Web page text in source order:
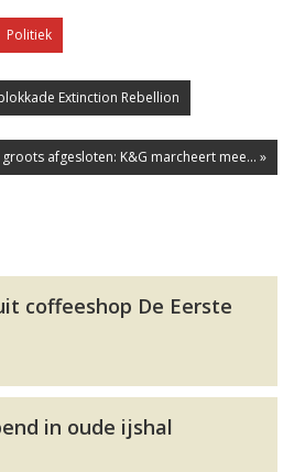
Politiek
Extinction Rebellion
afgesloten: K&G marcheert mee... »
coffeeshop De Eerste
in oude ijshal